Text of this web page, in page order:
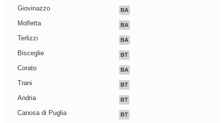
Giovinazzo BA
Molfetta BA
Terlizzi BA
Bisceglie BT
Corato BA
Trani BT
Andria BT
Canosa di Puglia BT